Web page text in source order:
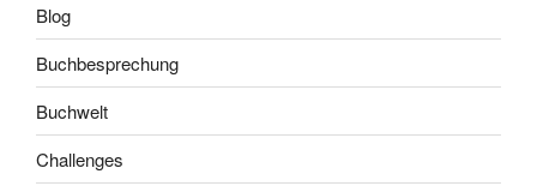
Blog
Buchbesprechung
Buchwelt
Challenges